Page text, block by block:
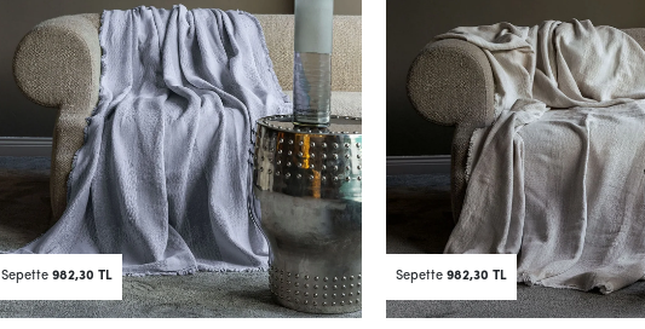
Sepette982,30 TL Sepette 982,30 TL